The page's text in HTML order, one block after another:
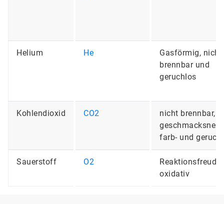
Helium He
Gasförmig, nicht
brennbar und
geruchlos
Kohlendioxid CO2
nicht brennbar,
farb- und
Sauerstoff O2
oxidativ